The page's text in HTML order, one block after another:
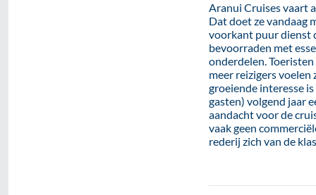
Aranui Cruises vaart
Dat doet ze vandaag
voorkant puur dienst
bevoorraden met
onderdelen.
meer reizigers
groeiende interesse
gasten) volgend jaar
aandacht voor de
vaak geen
rederij zich van de